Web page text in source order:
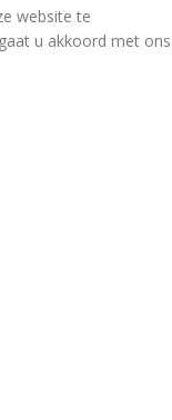
website te
u akkoord met ons